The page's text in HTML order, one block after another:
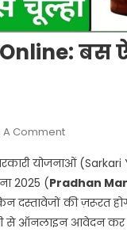
बस
A CommentOn
Ujjwala
Yojana
2026
Apply
योजनाओं
2025 (Pradhan
की ज़रूरत होगी
से ऑनलाइन आवेदन